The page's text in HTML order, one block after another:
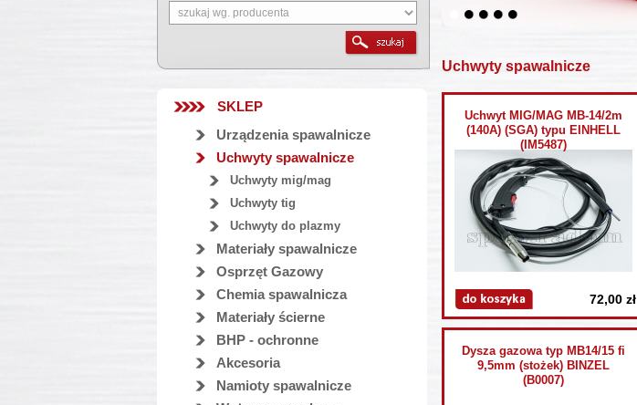
SKLEP
Urządzenia spawalnicze
Uchwyty spawalnicze
Uchwyty mig/mag
Uchwyty tig
Uchwyty do plazmy
Materiały spawalnicze
Osprzęt Gazowy
Chemia spawalnicza
Materiały ścierne
BHP - ochronne
Akcesoria
Namioty spawalnicze
4
Uchwyty spawalnicze
Uchwyt MIG/MAG MB-14/2m
(140A) (SGA) typu EINHELL
(IM5487)
72,00 zł
Dysza gazowa typ MB14/15 fi
9,5mm (stożek) BINZEL
(B0007)